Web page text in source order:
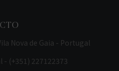
Nova de Gaia - Portugal
(+351) 227122373